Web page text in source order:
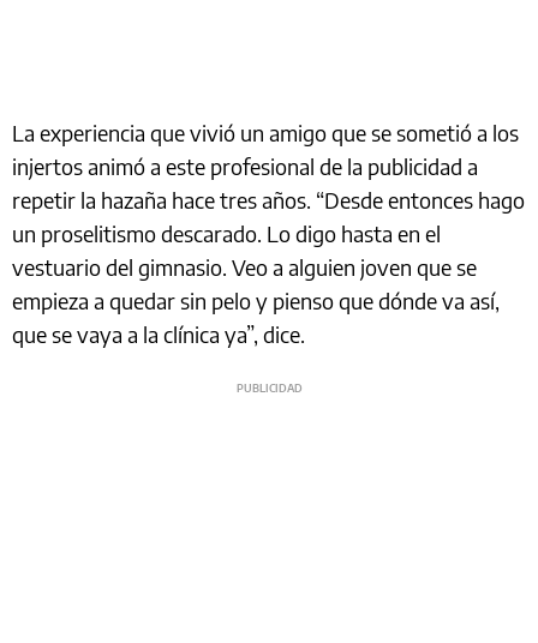
La experiencia que vivió un amigo que se sometió a los
injertos animó a este profesional de la publicidad a
repetir la hazaña hace tres años. “Desde entonces hago
un proselitismo descarado. Lo digo hasta en el
vestuario del gimnasio. Veo a alguien joven que se
empieza a quedar sin pelo y pienso que dónde va así,
que se vaya a la clínica ya”, dice.